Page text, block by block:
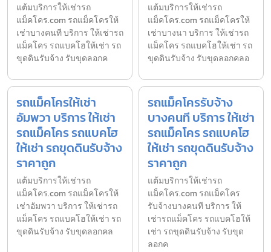
แต้มบริการให้เช่ารถ
แม็คโคร.com รถแม็คโครให้
เช่าบางคนที บริการ ให้เช่ารถ
แม็คโคร รถแบคโฮให้เช่า รถ
ขุดดินรับจ้าง รับขุดลอกค
แต้มบริการให้เช่ารถ
แม็คโคร.com รถแม็คโครให้
เช่าบางนา บริการ ให้เช่ารถ
แม็คโคร รถแบคโฮให้เช่า รถ
ขุดดินรับจ้าง รับขุดลอกคลอ
รถแม็คโครให้เช่า
อัมพวา บริการ ให้เช่า
รถแม็คโคร รถแบคโฮ
ให้เช่า รถขุดดินรับจ้าง
ราคาถูก
แต้มบริการให้เช่ารถ
แม็คโคร.com รถแม็คโครให้
เช่าอัมพวา บริการ ให้เช่ารถ
แม็คโคร รถแบคโฮให้เช่า รถ
ขุดดินรับจ้าง รับขุดลอกคล
รถแม็คโครรับจ้าง
บางคนที บริการ ให้เช่า
รถแม็คโคร รถแบคโฮ
ให้เช่า รถขุดดินรับจ้าง
ราคาถูก
แต้มบริการให้เช่ารถ
แม็คโคร.com รถแม็คโคร
รับจ้างบางคนที บริการ ให้
เช่ารถแม็คโคร รถแบคโฮให้
เช่า รถขุดดินรับจ้าง รับขุด
ลอกค